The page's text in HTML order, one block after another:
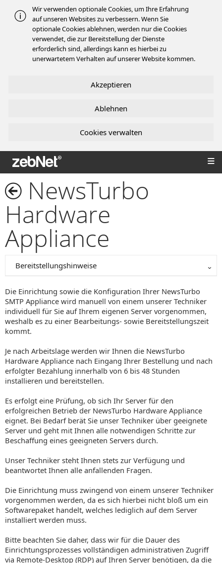
Wir verwenden optionale Cookies, um Ihre Erfahrung
auf unseren Websites zu verbessern. Wenn Sie
optionale Cookies ablehnen, werden nur die Cookies
verwendet, die zur Bereitstellung der Dienste
erforderlich sind, allerdings kann es hierbei zu
unerwartetem Verhalten auf unserer Website kommen.
Akzeptieren
Ablehnen
Cookies verwalten
zebNet®
NewsTurbo
Hardware
Appliance
Bereitstellungshinweise
Die Einrichtung sowie die Konfiguration Ihrer NewsTurbo
SMTP Appliance wird manuell von einem unserer Techniker
individuell für Sie auf Ihrem eigenen Server vorgenommen,
weshalb es zu einer Bearbeitungs- sowie Bereitstellungszeit
kommt.
Je nach Arbeitslage werden wir Ihnen die NewsTurbo
Hardware Appliance nach Eingang Ihrer Bestellung und nach
erfolgter Bezahlung innerhalb von 6 bis 48 Stunden
installieren und bereitstellen.
Es erfolgt eine Prüfung, ob sich Ihr Server für den
erfolgreichen Betrieb der NewsTurbo Hardware Appliance
eignet. Bei Bedarf berät Sie unser Techniker über geeignete
Server und geht mit Ihnen alle notwendigen Schritte zur
Beschaffung eines geeigneten Servers durch.
Unser Techniker steht Ihnen stets zur Verfügung und
beantwortet Ihnen alle anfallenden Fragen.
Die Einrichtung muss zwingend von einem unserer Techniker
vorgenommen werden, da es sich hierbei nicht bloß um ein
Softwarepaket handelt, welches lediglich auf dem Server
installiert werden muss.
Bitte beachten Sie daher, dass wir für die Dauer des
Einrichtungsprozesses vollständigen administrativen Zugriff
via Remote-Desktop (RDP) auf Ihren Server benötigen, da die